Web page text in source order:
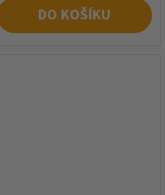
DO KOŠÍKU